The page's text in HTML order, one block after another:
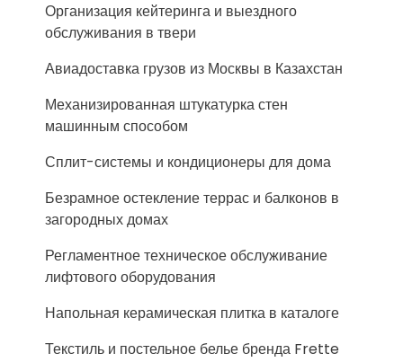
Организация кейтеринга и выездного
обслуживания в твери
Авиадоставка грузов из Москвы в Казахстан
Механизированная штукатурка стен
машинным способом
Сплит-системы и кондиционеры для дома
Безрамное остекление террас и балконов в
загородных домах
Регламентное техническое обслуживание
лифтового оборудования
Напольная керамическая плитка в каталоге
Текстиль и постельное белье бренда Frette